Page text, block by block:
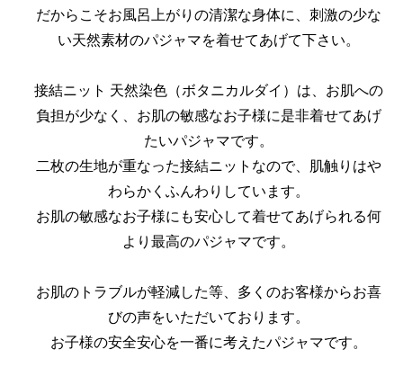
だからこそお風呂上がりの清潔な身体に、刺激の少な
い天然素材のパジャマを着せてあげて下さい。
接結ニット 天然染色（ボタニカルダイ）は、お肌への
負担が少なく、お肌の敏感なお子様に是非着せてあげ
たいパジャマです。
二枚の生地が重なった接結ニットなので、肌触りはや
わらかくふんわりしています。
お肌の敏感なお子様にも安心して着せてあげられる何
より最高のパジャマです。
お肌のトラブルが軽減した等、多くのお客様からお喜
びの声をいただいております。
お子様の安全安心を一番に考えたパジャマです。